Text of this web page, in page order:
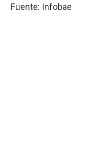
Fuente: Infobae